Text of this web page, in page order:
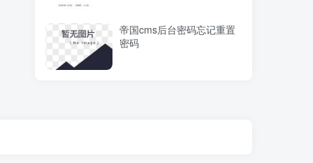
帝国cms后台密码忘记重置
密码